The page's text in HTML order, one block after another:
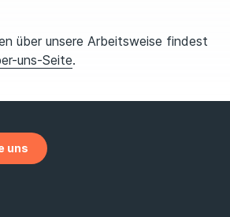
über unsere Arbeitsweise findest
uns-Seite.
uns